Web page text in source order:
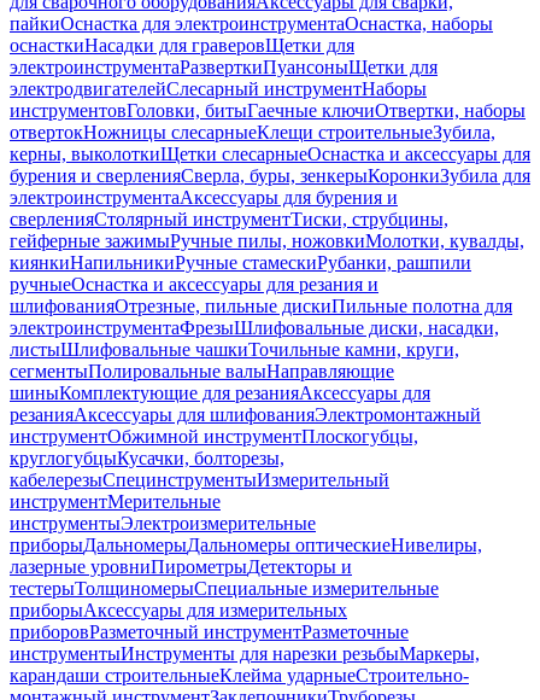
пайкиОснастка для электроинструментаОснастка, наборы
оснасткиНасадки для граверовЩетки для
электроинструментаРазверткиПуансоныЩетки для
электродвигателейСлесарный инструментНаборы
инструментовГоловки, битыГаечные ключиОтвертки, наборы
отвертокНожницы слесарныеКлещи строительныеЗубила,
керны, выколоткиЩетки слесарныеОснастка и аксессуары для
бурения и сверленияСверла, буры, зенкерыКоронкиЗубила для
электроинструментаАксессуары для бурения и
сверленияСтолярный инструментТиски, струбцины,
гейферные зажимыРучные пилы, ножовкиМолотки, кувалды,
киянкиНапильникиРучные стамескиРубанки, рашпили
ручныеОснастка и аксессуары для резания и
шлифованияОтрезные, пильные дискиПильные полотна для
электроинструментаФрезыШлифовальные диски, насадки,
листыШлифовальные чашкиТочильные камни, круги,
сегментыПолировальные валыНаправляющие
шиныКомплектующие для резанияАксессуары для
резанияАксессуары для шлифованияЭлектромонтажный
инструментОбжимной инструментПлоскогубцы,
круглогубцыКусачки, болторезы,
кабелерезыСпецинструментыИзмерительный
инструментМерительные
инструментыЭлектроизмерительные
приборыДальномерыДальномеры оптическиеНивелиры,
лазерные уровниПирометрыДетекторы и
тестерыТолщиномерыСпециальные измерительные
приборыАксессуары для измерительных
приборовРазметочный инструментРазметочные
инструментыИнструменты для нарезки резьбыМаркеры,
карандаши строительныеКлейма ударныеСтроительно-